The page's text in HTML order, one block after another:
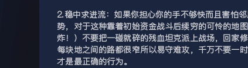
2.稳中求进流：如果你担心你的手不够快而且害怕
势，对于这种靠着初始资金战斗后续穷的可怜的地
炸！）不要把一碰就碎的残血坦克派上战场，回家
每块地之间的路都很窄所以易守难攻，千万不要一
才是最正确的行为。